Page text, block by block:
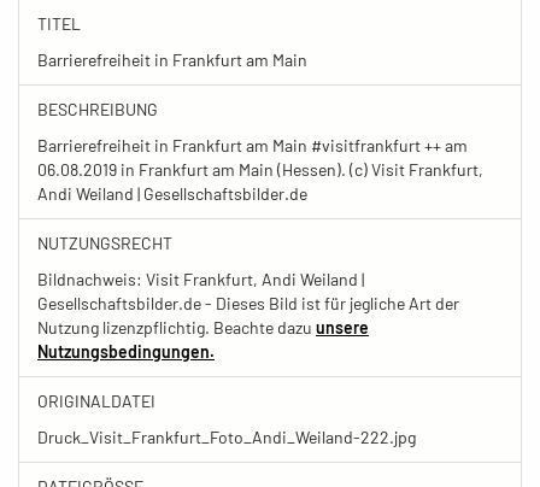
TITEL
Barrierefreiheit in Frankfurt am Main
BESCHREIBUNG
Barrierefreiheit in Frankfurt am Main #visitfrankfurt ++ am
06.08.2019 in Frankfurt am Main (Hessen). (c) Visit Frankfurt,
Andi Weiland | Gesellschaftsbilder.de
NUTZUNGSRECHT
Bildnachweis: Visit Frankfurt, Andi Weiland |
Gesellschaftsbilder.de - Dieses Bild ist für jegliche Art der
Nutzung lizenzpflichtig. Beachte dazu unsere
Nutzungsbedingungen.
ORIGINALDATEI
Druck_Visit_Frankfurt_Foto_Andi_Weiland-222.jpg